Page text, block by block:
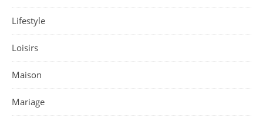
Lifestyle
Loisirs
Maison
Mariage